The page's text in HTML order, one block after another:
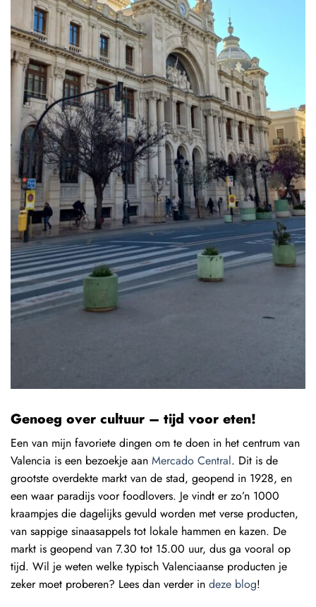
Genoeg over cultuur – tijd voor eten!
Een van mijn favoriete dingen om te doen in het centrum van
Valencia is een bezoekje aan Mercado Central. Dit is de
grootste overdekte markt van de stad, geopend in 1928, en
een waar paradijs voor foodlovers. Je vindt er zo’n 1000
kraampjes die dagelijks gevuld worden met verse producten,
van sappige sinaasappels tot lokale hammen en kazen. De
markt is geopend van 7.30 tot 15.00 uur, dus ga vooral op
tijd. Wil je weten welke typisch Valenciaanse producten je
zeker moet proberen? Lees dan verder in deze blog!